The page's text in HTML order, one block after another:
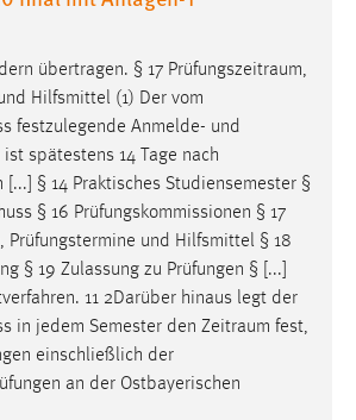
übertragen. § 17 Prüfungszeitraum,
Hilfsmittel (1) Der vom
festzulegende Anmelde- und
ist spätestens 14 Tage nach
[...] § 14 Praktisches Studiensemester §
§ 16 Prüfungskommissionen § 17
, Prüfungstermine und Hilfsmittel § 18
§ 19 Zulassung zu Prüfungen § [...]
11 2Darüber hinaus legt der
in jedem Semester den Zeitraum fest,
einschließlich der
an der Ostbayerischen